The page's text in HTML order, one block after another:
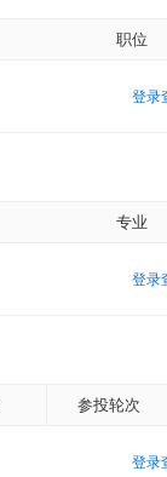
职位
登录
专业
登录
参投轮次
登录